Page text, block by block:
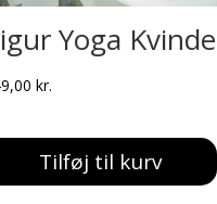
Yoga Kvinde
kr.
Tilføj til kurv